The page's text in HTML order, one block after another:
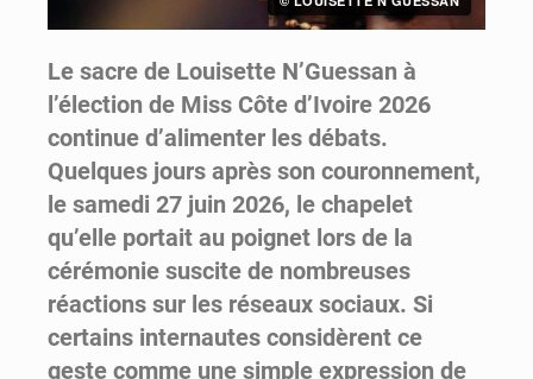
Le sacre de Louisette N’Guessan à
l’élection de Miss Côte d’Ivoire 2026
continue d’alimenter les débats.
Quelques jours après son couronnement,
le samedi 27 juin 2026, le chapelet
qu’elle portait au poignet lors de la
cérémonie suscite de nombreuses
réactions sur les réseaux sociaux. Si
certains internautes considèrent ce
geste comme une simple expression de